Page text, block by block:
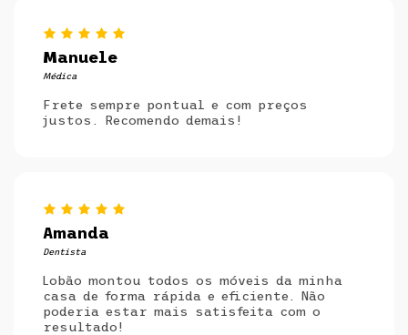
Manuele
Médica
Frete sempre pontual e com preços
justos. Recomendo demais!
Amanda
Dentista
Lobão montou todos os móveis da minha
casa de forma rápida e eficiente. Não
poderia estar mais satisfeita com o
resultado!